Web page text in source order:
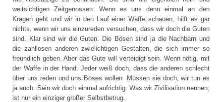
weitsichtigen Zeitgenossen. Wenn es uns denn einmal an den
Kragen geht und wir in den Lauf einer Waffe schauen, hilft es gar
nichts, wenn wir uns einzureden versuchen, dass wir doch die Guten
sind. Klar sind wir die Guten. Die Bösen sind ja die Nachbarn und
die zahllosen anderen zwielichtigen Gestalten, die sich immer so
freundlich geben. Aber das Gute will verteidigt sein. Wenn nötig, mit
der Waffe in der Hand. Jeder weiß doch, dass die anderen schlecht
über uns reden und uns Böses wollen. Müssen sie doch, wir tun es
ja auch. Sein wir doch einmal aufrichtig: Was wir Zivilisation nennen,
ist nur ein einziger großer Selbstbetrug.